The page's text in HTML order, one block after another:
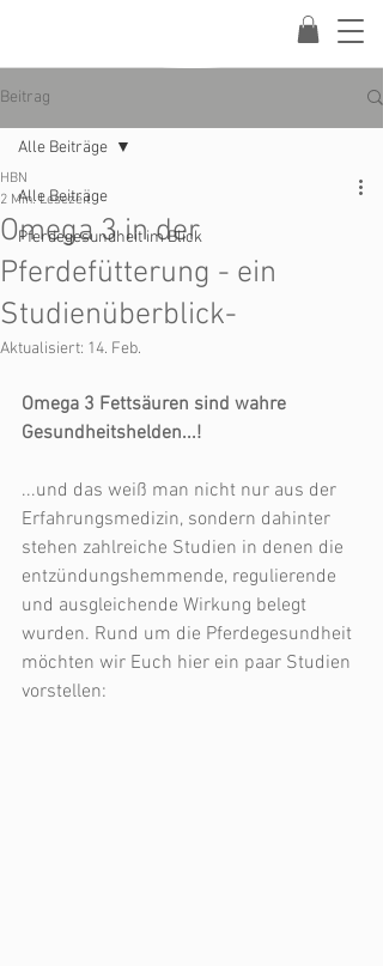
Beitrag
Alle Beiträge
Pferdegesundheit im Blick
Alle Beiträge
Omega 3 in der
Pferdefütterung - ein
Studienüberblick-
HBN
2 Min. Lesezeit
Aktualisiert: 14. Feb.
Omega 3 Fettsäuren sind wahre
Gesundheitshelden...!
...und das weiß man nicht nur aus der
Erfahrungsmedizin, sondern dahinter
stehen zahlreiche Studien in denen die
entzündungshemmende, regulierende
und ausgleichende Wirkung belegt
wurden. Rund um die Pferdegesundheit
möchten wir Euch hier ein paar Studien
vorstellen: